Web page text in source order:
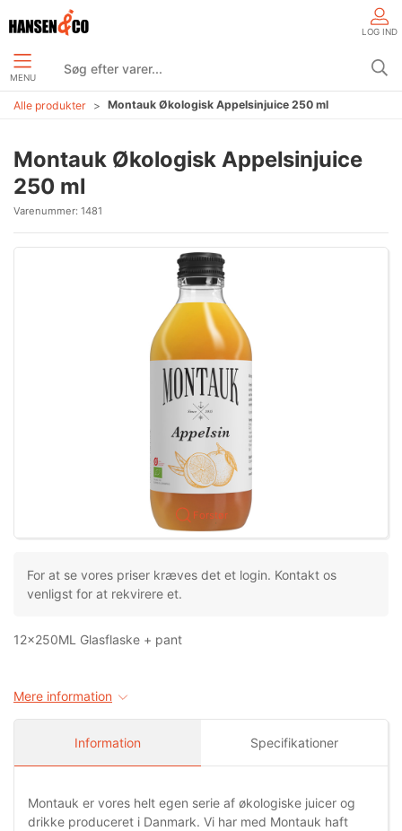
LOG IND
MENU
Alle produkter Montauk Økologisk Appelsinjuice 250 ml
Montauk Økologisk Appelsinjuice
250 ml
Varenummer: 1481
Forstør
For at se vores priser kræves det et login. Kontakt os
venligst for at rekvirere et.
12x250ML Glasflaske + pant
Mere information
Information Specifikationer
Montauk er vores helt egen serie af økologiske juicer og
drikke produceret i Danmark. Vi har med Montauk haft